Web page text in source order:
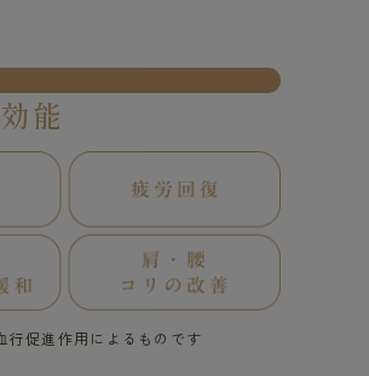
能
行促進作用によるものです